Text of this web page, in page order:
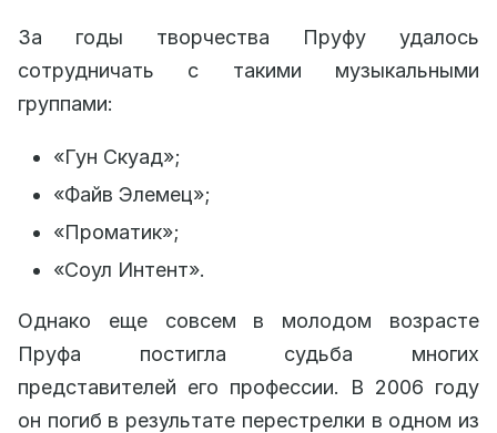
За годы творчества Пруфу удалось
сотрудничать с такими музыкальными
группами:
«Гун Скуад»;
«Файв Элемец»;
«Проматик»;
«Соул Интент».
Однако еще совсем в молодом возрасте
Пруфа постигла судьба многих
представителей его профессии. В 2006 году
он погиб в результате перестрелки в одном из